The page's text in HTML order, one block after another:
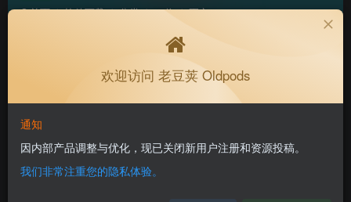
首页 软件下载 分类 32位 正文
4个月前更新
纪念碑谷重制版v3.8.253
此内容为付费资源，请付费后查看
付费资源
欢迎访问 老豆荚 Oldpods
通知
因内部产品调整与优化，现已关闭新用户注册和资源投稿。
我们非常注重您的隐私体验。